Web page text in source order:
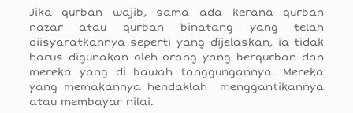
Jika qurban wajib, sama ada kerana qurban
nazar atau qurban binatang yang telah
diisyaratkannya seperti yang dijelaskan, ia tidak
harus digunakan oleh orang yang berqurban dan
mereka yang di bawah tanggungannya. Mereka
yang memakannya hendaklah menggantikannya
atau membayar nilai.